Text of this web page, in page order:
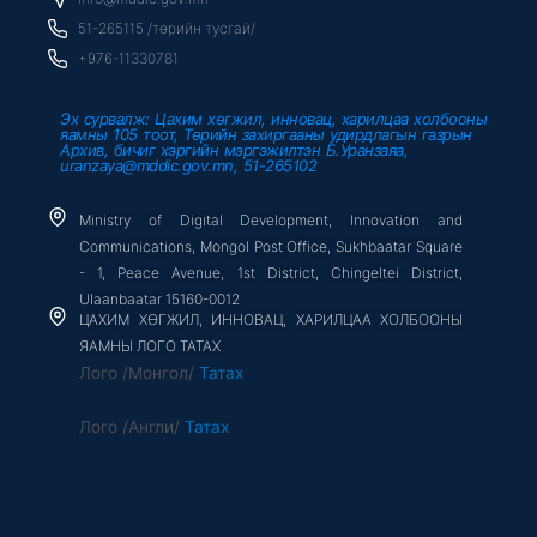
k
f
51-265115 /төрийн тусгай/
+976-11330781
Эх сурвалж: Цахим хөгжил, инновац, харилцаа холбооны
яамны 105 тоот, Төрийн захиргааны удирдлагын газрын
Архив, бичиг хэргийн мэргэжилтэн Б.Уранзаяа,
uranzaya@mddic.gov.mn, 51-265102
Ministry of Digital Development, Innovation and
Communications, Mongol Post Office, Sukhbaatar Square
- 1, Peace Avenue, 1st District, Chingeltei District,
Ulaanbaatar 15160-0012
ЦАХИМ ХӨГЖИЛ, ИННОВАЦ, ХАРИЛЦАА ХОЛБООНЫ
ЯАМНЫ ЛОГО ТАТАХ
Лого /Монгол/ Татах
Лого /Англи/ Татах